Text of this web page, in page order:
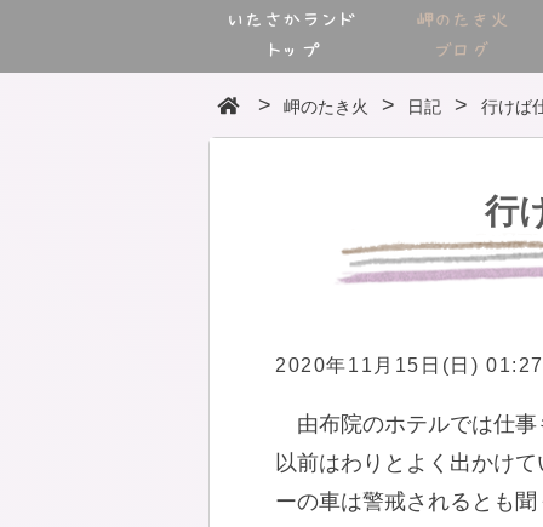
いたさかランド
トップ
岬のたき火
ブログ
岬のたき火 日記 行けば
行
2020年11月15日(日)
由布院のホテルでは仕
以前はわりとよく出かけ
ーの車は警戒されるとも